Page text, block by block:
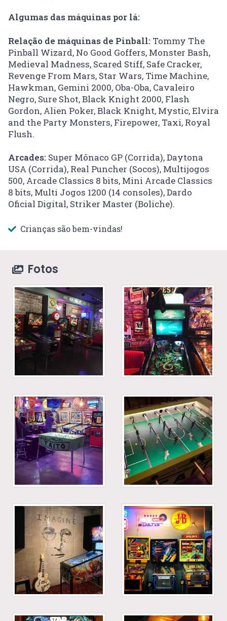
Algumas das máquinas por lá:
Relação de máquinas de Pinball: Tommy The
Pinball Wizard, No Good Goffers, Monster Bash,
Medieval Madness, Scared Stiff, Safe Cracker,
Revenge From Mars, Star Wars, Time Machine,
Hawkman, Gemini 2000, Oba-Oba, Cavaleiro
Negro, Sure Shot, Black Knight 2000, Flash
Gordon, Alien Poker, Black Knight, Mystic, Elvira
and the Party Monsters, Firepower, Taxi, Royal
Flush.
Arcades: Super Mônaco GP (Corrida), Daytona
USA (Corrida), Real Puncher (Socos), Multijogos
500, Arcade Classics 8 bits, Mini Arcade Classics
8 bits, Multi Jogos 1200 (14 consoles), Dardo
Oficial Digital, Striker Master (Boliche).
Crianças são bem-vindas!
Fotos